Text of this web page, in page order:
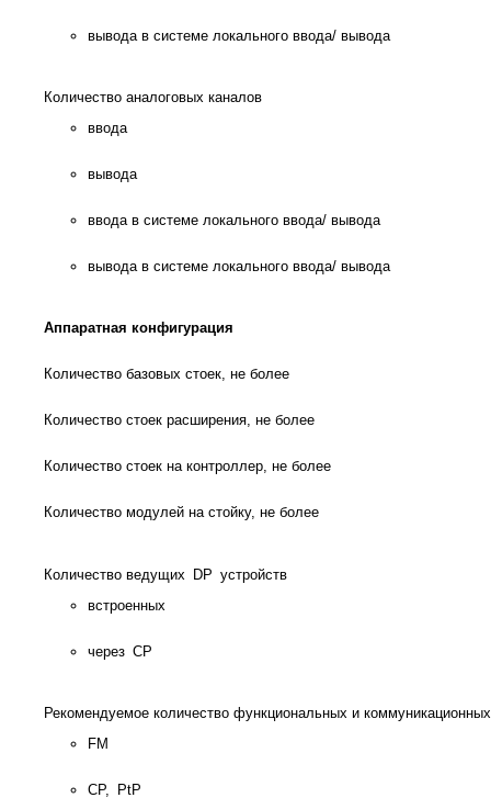
вывода в системе локального ввода/ вывода
Количество аналоговых каналов
ввода
вывода
ввода в системе локального ввода/ вывода
вывода в системе локального ввода/ вывода
Аппаратная конфигурация
Количество базовых стоек, не более
Количество стоек расширения, не более
Количество стоек на контроллер, не более
Количество модулей на стойку, не более
Количество ведущих DP устройств
встроенных
через CP
Рекомендуемое количество функциональных и
FM
CP, PtP